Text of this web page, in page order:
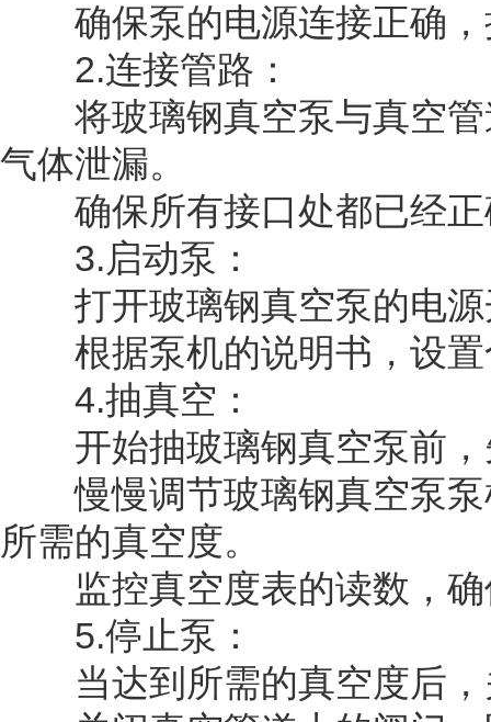
确保泵的电源连接正确，
2.连接管路：
将玻璃钢真空泵与真空管
气体泄漏。
确保所有接口处都已经正
3.启动泵：
打开玻璃钢真空泵的电源
根据泵机的说明书，设置
4.抽真空：
开始抽玻璃钢真空泵前，
慢慢调节玻璃钢真空泵泵
所需的真空度。
监控真空度表的读数，确
5.停止泵：
当达到所需的真空度后，